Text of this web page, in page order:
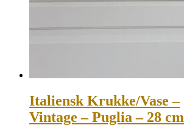
Italiensk Krukke/Vase –
Vintage – Puglia – 28 cm